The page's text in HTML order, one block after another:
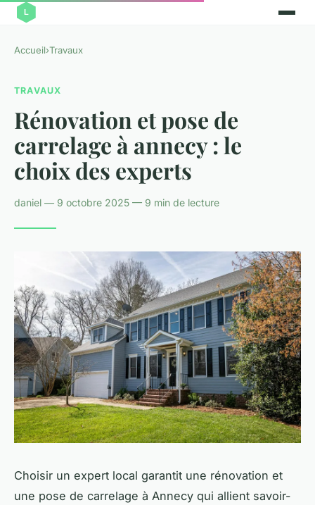
Accueil›Travaux
TRAVAUX
Rénovation et pose de
carrelage à annecy : le
choix des experts
daniel — 9 octobre 2025 — 9 min de lecture
Choisir un expert local garantit une rénovation et
une pose de carrelage à Annecy qui allient savoir-